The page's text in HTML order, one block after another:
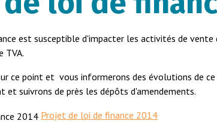
est susceptible d'impacter les activités de vente
TVA.
ce point et vous informerons des évolutions de
et suivrons de près les dépôts d'amendements.
Projet de loi de finance 2014